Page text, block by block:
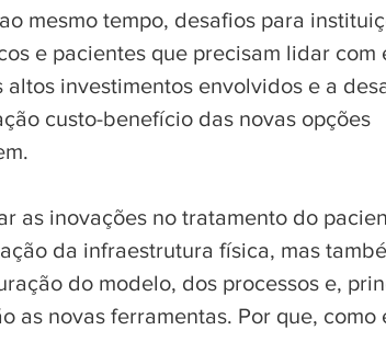
mesmo tempo, desafios para
e pacientes que precisam lidar com
altos investimentos envolvidos e a
custo-benefício das novas opções
as inovações no tratamento do
da infraestrutura física, mas
do modelo, dos processos e,
as novas ferramentas. Por que,